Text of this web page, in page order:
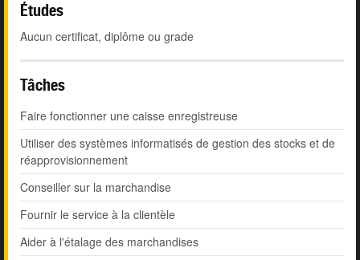
Études
Aucun certificat, diplôme ou grade
Tâches
Faire fonctionner une caisse enregistreuse
Utiliser des systèmes informatisés de gestion des stocks et de
réapprovisionnement
Conseiller sur la marchandise
Fournir le service à la clientèle
Aider à l'étalage des marchandises